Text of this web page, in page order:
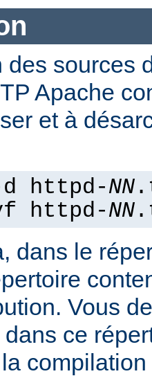
des sources
Apache
et à
httpd-NN
httpd-NN
dans le
Vous
ce